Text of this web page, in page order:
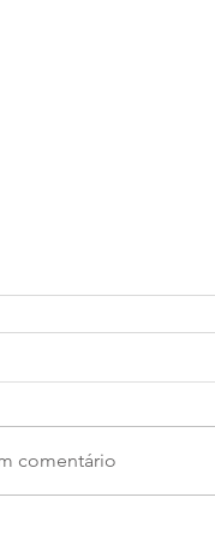
comentário